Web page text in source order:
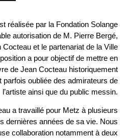
réalisée par la Fondation Solange
autorisation de M. Pierre Bergé,
et le partenariat de la Ville
a pour objectif de mettre en
de Jean Cocteau historiquement
parfois oubliée des admirateurs de
l’artiste ainsi que du public messin.
a travaillé pour Metz à plusieurs
dernières années de sa vie. Nous
collaboration notamment à deux